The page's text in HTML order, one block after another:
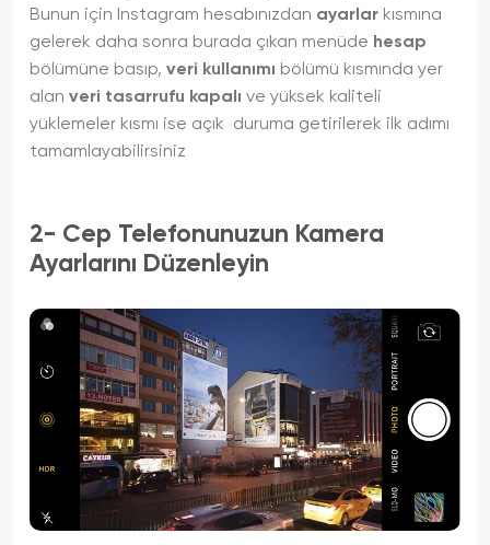
Bunun için Instagram hesabınızdan ayarlar kısmına
gelerek daha sonra burada çıkan menüde hesap
bölümüne basıp, veri kullanımı bölümü kısmında yer
alan veri tasarrufu kapalı ve yüksek kaliteli
yüklemeler kısmı ise açık duruma getirilerek ilk adımı
tamamlayabilirsiniz
2- Cep Telefonunuzun Kamera
Ayarlarını Düzenleyin